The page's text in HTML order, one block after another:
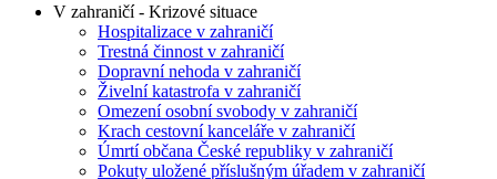
V zahraničí - Krizové situace
Hospitalizace v zahraničí
Trestná činnost v zahraničí
Dopravní nehoda v zahraničí
Živelní katastrofa v zahraničí
Omezení osobní svobody v zahraničí
Krach cestovní kanceláře v zahraničí
Úmrtí občana České republiky v zahraničí
Pokuty uložené příslušným úřadem v zahraničí